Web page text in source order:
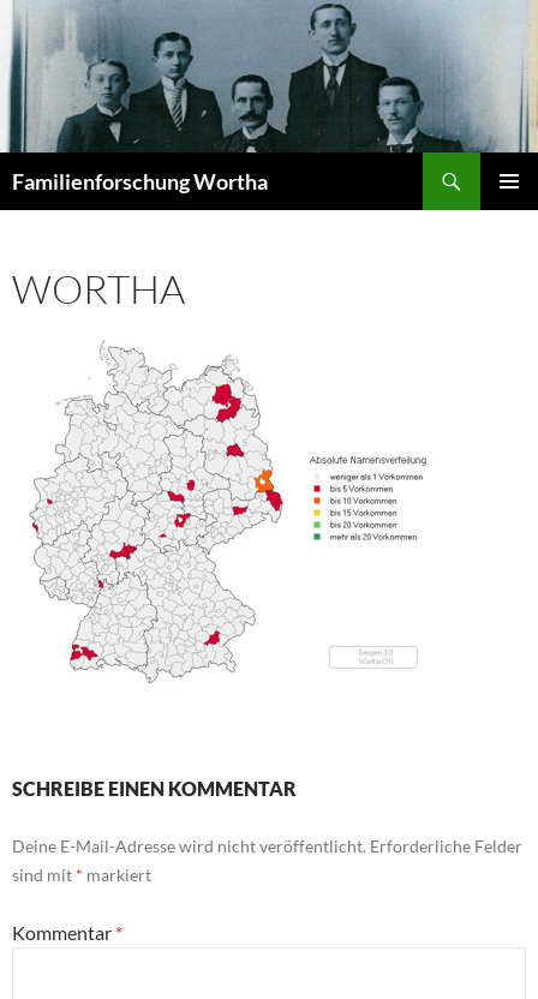
Zum
Inhalt
springen
Familienforschung Wortha
WORTHA
SCHREIBE EINEN KOMMENTAR
Deine E-Mail-Adresse wird nicht veröffentlicht. Erforderliche Felder
sind mit * markiert
Kommentar *